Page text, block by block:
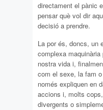
directament el pànic
pensar què vol dir
decisió a prendre.
La por és, doncs, un
complexa
nostra vida i,
com el sexe, la fam
només expliquen en
accions i, molts
divergents o